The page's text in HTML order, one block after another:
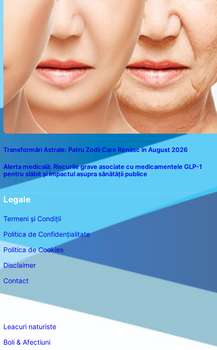
Transformări Astrale: Patru Zodii Care Renasc în August 2026
Alerta medicală: Riscurile grave asociate cu medicamentele GLP-1
pentru slăbit și impactul asupra sănătății publice
Legale
Termeni și Condiții
Politica de Confidențialitate
Politica de Cookies
Disclaimer
Contact
Leacuri naturiste
Boli & Afectiuni